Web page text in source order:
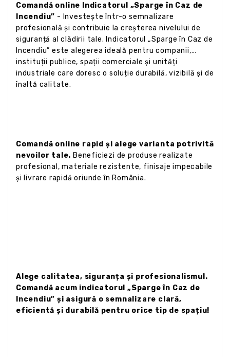
Comandă online Indicatorul „Sparge în Caz de
Incendiu” - Investește într-o semnalizare
profesională și contribuie la creșterea nivelului de
siguranță al clădirii tale. Indicatorul „Sparge în Caz de
Incendiu” este alegerea ideală pentru companii,
instituții publice, spații comerciale și unități
industriale care doresc o soluție durabilă, vizibilă și de
înaltă calitate.
Comandă online rapid și alege varianta potrivită
nevoilor tale. Beneficiezi de produse realizate
profesional, materiale rezistente, finisaje impecabile
și livrare rapidă oriunde în România.
Alege calitatea, siguranța și profesionalismul.
Comandă acum indicatorul „Sparge în Caz de
Incendiu” și asigură o semnalizare clară,
eficientă și durabilă pentru orice tip de spațiu!